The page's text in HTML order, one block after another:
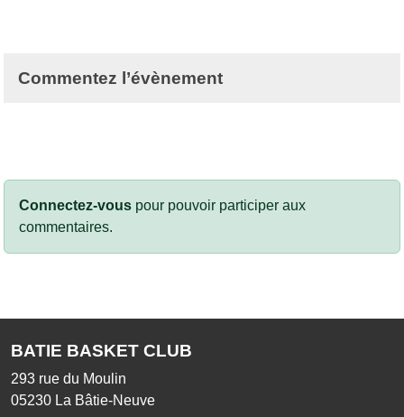
Commentez l’évènement
Connectez-vous pour pouvoir participer aux
commentaires.
BATIE BASKET CLUB
293 rue du Moulin
05230 La Bâtie-Neuve